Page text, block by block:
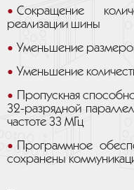
Сокращение
реализации шины
Уменьшение
Уменьшение
Пропускная
32-разрядной
частоте 33 МГц
Программное
сохранены